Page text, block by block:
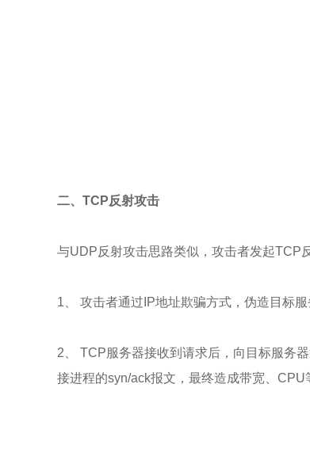
二、TCP反射攻击
与UDP反射攻击思路类似，攻击者发起TCP
1、 攻击者通过IP地址欺骗方式，伪造目标
2、 TCP服务器接收到请求后，向目标服务
接进程的syn/ack报文，最终造成带宽、CPU